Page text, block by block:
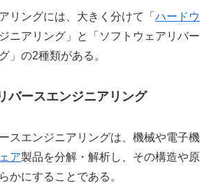
リングには、大きく分けて「 ハードウ
ニアリング」と「ソフトウェアリバー
」の2種類がある。
バースエンジニアリング
スエンジニアリングは、機械や電子機
ア製品を分解・解析し、その構造や原
かにすることである。